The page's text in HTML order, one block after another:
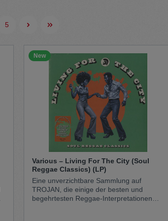
Pants
Taschen
5
New
Various – Living For The City (Soul
Reggae Classics) (LP)
Eine unverzichtbare Sammlung auf
TROJAN, die einige der besten und
begehrtesten Reggae-Interpretationen